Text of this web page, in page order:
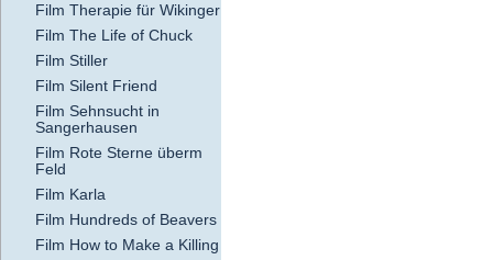
Film Therapie für Wikinger
Film The Life of Chuck
Film Stiller
Film Silent Friend
Film Sehnsucht in
Sangerhausen
Film Rote Sterne überm
Feld
Film Karla
Film Hundreds of Beavers
Film How to Make a Killing